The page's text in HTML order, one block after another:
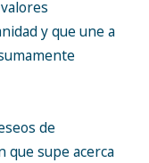
y que une a
de
que supe acerca